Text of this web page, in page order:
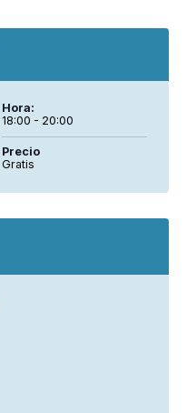
Hora:
18:00 - 20:00
Precio
Gratis